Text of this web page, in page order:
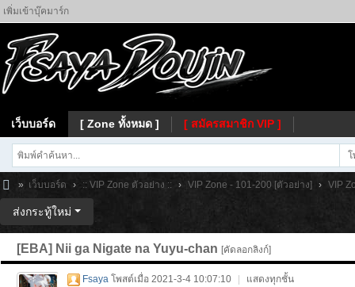
เพิ่มเข้าบุ๊คมาร์ก
เว็บบอร์ด [ Zone ทั้งหมด ] [ สมัครสมาชิก VIP ]
ay
» เว็บบอร์ด › :: VIP Zone ตัวอย่าง :: › VIP Zone - 101-200 [ตัวอย่าง] › VIP
ส่งกระทู้ใหม่
[EBA] Nii ga Nigate na Yuyu-chan [คัดลอกลิงก์]
Fsaya โพสต์เมื่อ 2021-3-4 10:07:10 แสดงทุกชั้น